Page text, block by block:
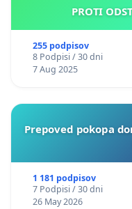
PROTI
255 podpisov
8 Podpisi / 30 dni
7 Aug 2025
Prepoved pokopa
1 181 podpisov
7 Podpisi / 30 dni
26 May 2026